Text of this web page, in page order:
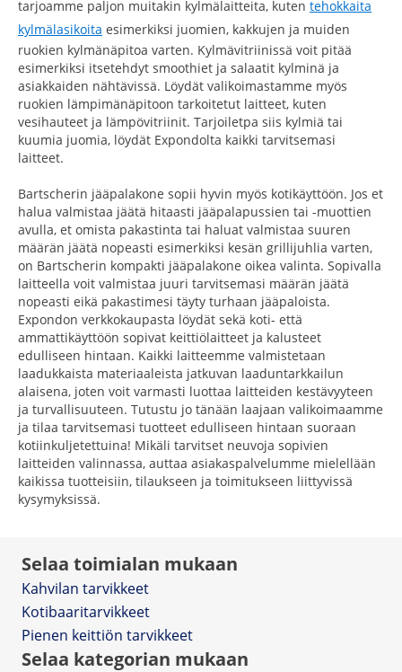
tarjoamme paljon muitakin kylmälaitteita, kuten tehokkaita
kylmälasikoita esimerkiksi juomien, kakkujen ja muiden
ruokien kylmänäpitoa varten. Kylmävitriinissä voit pitää
esimerkiksi itsetehdyt smoothiet ja salaatit kylminä ja
asiakkaiden nähtävissä. Löydät valikoimastamme myös
ruokien lämpimänäpitoon tarkoitetut laitteet, kuten
vesihauteet ja lämpövitriinit. Tarjoiletpa siis kylmiä tai
kuumia juomia, löydät Expondolta kaikki tarvitsemasi
laitteet.
Bartscherin jääpalakone sopii hyvin myös kotikäyttöön. Jos et
halua valmistaa jäätä hitaasti jääpalapussien tai -muottien
avulla, et omista pakastinta tai haluat valmistaa suuren
määrän jäätä nopeasti esimerkiksi kesän grillijuhlia varten,
on Bartscherin kompakti jääpalakone oikea valinta. Sopivalla
laitteella voit valmistaa juuri tarvitsemasi määrän jäätä
nopeasti eikä pakastimesi täyty turhaan jääpaloista.
Expondon verkkokaupasta löydät sekä koti- että
ammattikäyttöön sopivat keittiölaitteet ja kalusteet
edulliseen hintaan. Kaikki laitteemme valmistetaan
laadukkaista materiaaleista jatkuvan laaduntarkkailun
alaisena, joten voit varmasti luottaa laitteiden kestävyyteen
ja turvallisuuteen. Tutustu jo tänään laajaan valikoimaamme
ja tilaa tarvitsemasi tuotteet edulliseen hintaan suoraan
kotiinkuljetettuina! Mikäli tarvitset neuvoja sopivien
laitteiden valinnassa, auttaa asiakaspalvelumme mielellään
kaikissa tuotteisiin, tilaukseen ja toimitukseen liittyvissä
kysymyksissä.
Selaa toimialan mukaan
Kahvilan tarvikkeet
Kotibaaritarvikkeet
Pienen keittiön tarvikkeet
Selaa kategorian mukaan